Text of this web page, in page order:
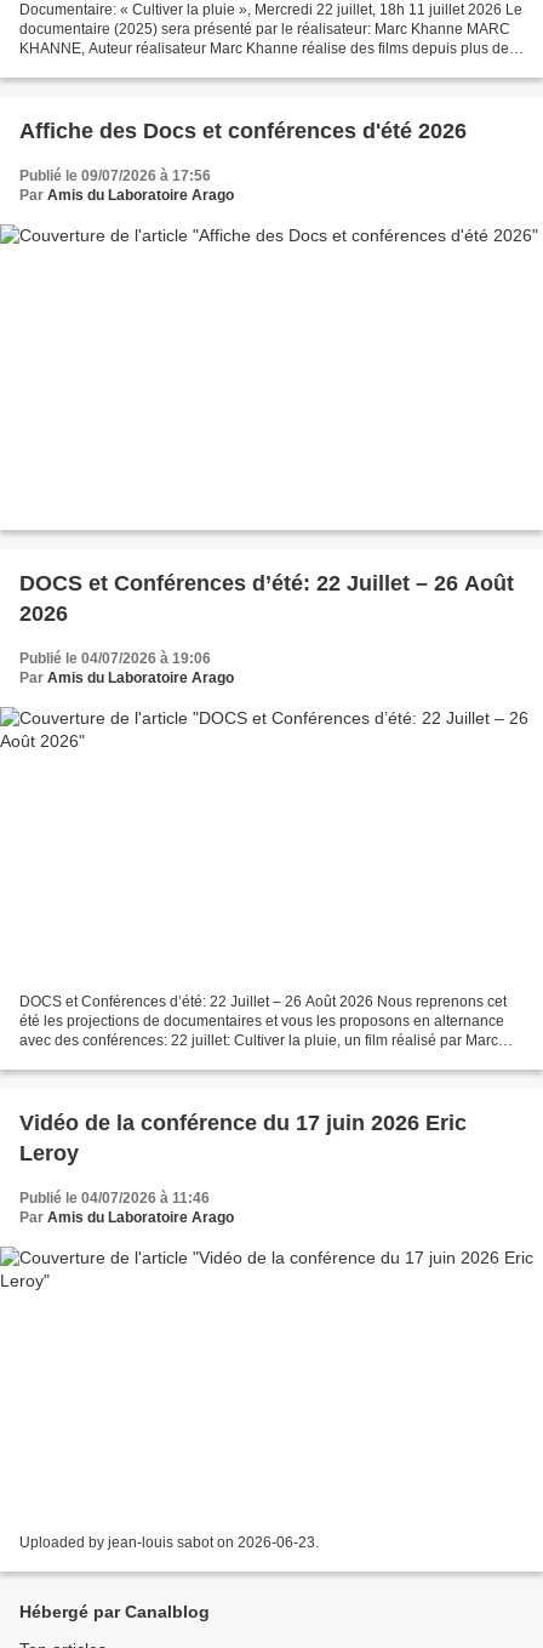
Documentaire: « Cultiver la pluie », Mercredi 22 juillet, 18h 11 juillet 2026 Le
documentaire (2025) sera présenté par le réalisateur: Marc Khanne MARC
KHANNE, Auteur réalisateur Marc Khanne réalise des films depuis plus de
Affiche des Docs et conférences d'été 2026
Publié le 09/07/2026 à 17:56
Par Amis du Laboratoire Arago
DOCS et Conférences d’été: 22 Juillet – 26 Août
2026
Publié le 04/07/2026 à 19:06
Par Amis du Laboratoire Arago
DOCS et Conférences d’été: 22 Juillet – 26 Août 2026 Nous reprenons cet
été les projections de documentaires et vous les proposons en alternance
avec des conférences: 22 juillet: Cultiver la pluie, un film réalisé par Marc
Vidéo de la conférence du 17 juin 2026 Eric
Leroy
Publié le 04/07/2026 à 11:46
Par Amis du Laboratoire Arago
Uploaded by jean-louis sabot on 2026-06-23.
Hébergé par Canalblog